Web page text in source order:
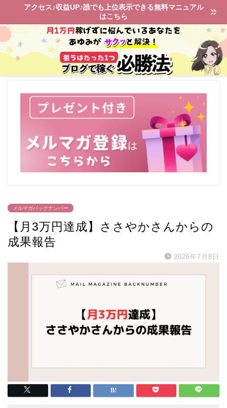
アクセス♪収益UP♪誰でも上位表示できる無料マニュアル
はこちら
メルマガバックナンバー
【月3万円達成】ささやかさんからの
成果報告
2026年7月8日